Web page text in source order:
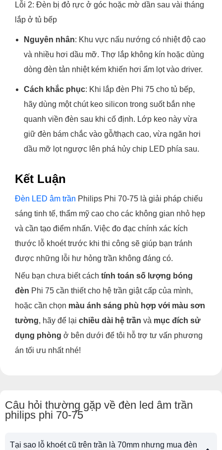
Lỗi 2: Đèn bị đỏ rực ở góc hoặc mờ dần sau vài tháng
lắp ở tủ bếp
Nguyên nhân: Khu vực nấu nướng có nhiệt độ cao
và nhiều hơi dầu mỡ. Thợ lắp không kín hoặc dùng
dòng đèn tản nhiệt kém khiến hơi ẩm lọt vào driver.
Cách khắc phục: Khi lắp đèn Phi 75 cho tủ bếp,
hãy dùng một chút keo silicon trong suốt bắn nhẹ
quanh viền đèn sau khi cố định. Lớp keo này vừa
giữ đèn bám chắc vào gỗ/thạch cao, vừa ngăn hơi
dầu mỡ lọt ngược lên phá hủy chip LED phía sau.
Kết Luận
Đèn LED âm trần Philips Phi 70-75 là giải pháp chiếu
sáng tinh tế, thẩm mỹ cao cho các không gian nhỏ hẹp
và cần tạo điểm nhấn. Việc đo đạc chính xác kích
thước lỗ khoét trước khi thi công sẽ giúp bạn tránh
được những lỗi hư hỏng trần không đáng có.
Nếu bạn chưa biết cách tính toán số lượng bóng
đèn Phi 75 cần thiết cho hệ trần giật cấp của mình,
hoặc cần chọn màu ánh sáng phù hợp với màu sơn
tường, hãy để lại chiều dài hệ trần và mục đích sử
dụng phòng ở bên dưới để tôi hỗ trợ tư vấn phương
án tối ưu nhất nhé!
Câu hỏi thường gặp về đèn led âm trần
philips phi 70-75
Tại sao lỗ khoét cũ trên trần là 70mm nhưng mua đèn